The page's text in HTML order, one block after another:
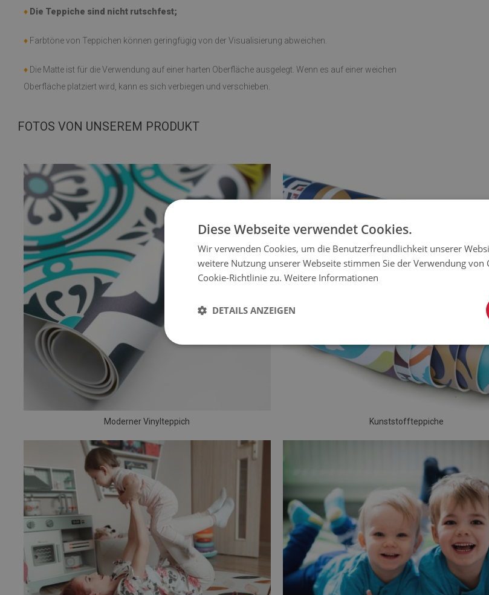
♦ Die Teppiche sind nicht rutschfest;
♦ Farbtöne von Teppichen können geringfügig von der Visualisierung abweichen.
♦ Die Matte ist für die Verwendung auf einer harten Oberfläche ausgelegt. Wenn es auf einer weichen
Oberfläche platziert wird, kann es sich verbiegen und verschieben.
FOTOS VON UNSEREM PRODUKT
Moderner Vinylteppich Kunststoffteppiche
Diese Webseite verwendet Cookies.
Wir verwenden Cookies, um die Benutzerfreundlichkeit unserer
weitere Nutzung unserer Webseite stimmen Sie der Verwendung von
Cookie-Richtlinie zu. Weitere Informationen
DETAILS ANZEIGEN